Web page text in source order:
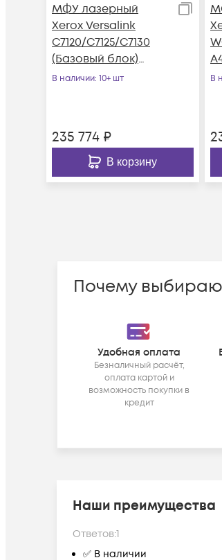
МФУ лазерный
Xerox Versalink
C7120/C7125/C7130
(Базовый блок)
(C7101V_D) A3 Duplex
В наличии: 10+ шт
235 774 ₽
В корзину
В
Почему
Удобная оплата
Безналичный расчёт,
оплата картой и
возможность покупки в
кредит
Наши преимущества
Ответов:1
✅ В наличии